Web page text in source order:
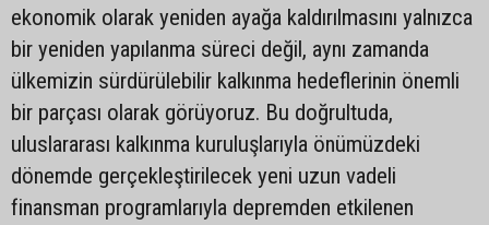
ekonomik olarak yeniden ayağa kaldırılmasını yalnızca
bir yeniden yapılanma süreci değil, aynı zamanda
ülkemizin sürdürülebilir kalkınma hedeflerinin önemli
bir parçası olarak görüyoruz. Bu doğrultuda,
uluslararası kalkınma kuruluşlarıyla önümüzdeki
dönemde gerçekleştirilecek yeni uzun vadeli
finansman programlarıyla depremden etkilenen